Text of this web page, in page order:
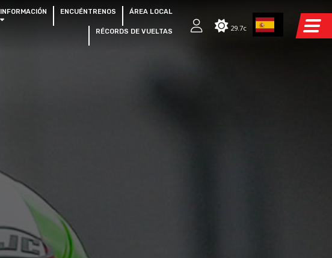
INFORMACIÓN ENCUÉNTRENOS ÁREA LOCAL
RÉCORDS DE VUELTAS 29.7c